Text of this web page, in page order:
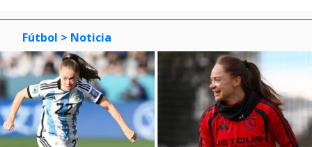
Fútbol > Noticia